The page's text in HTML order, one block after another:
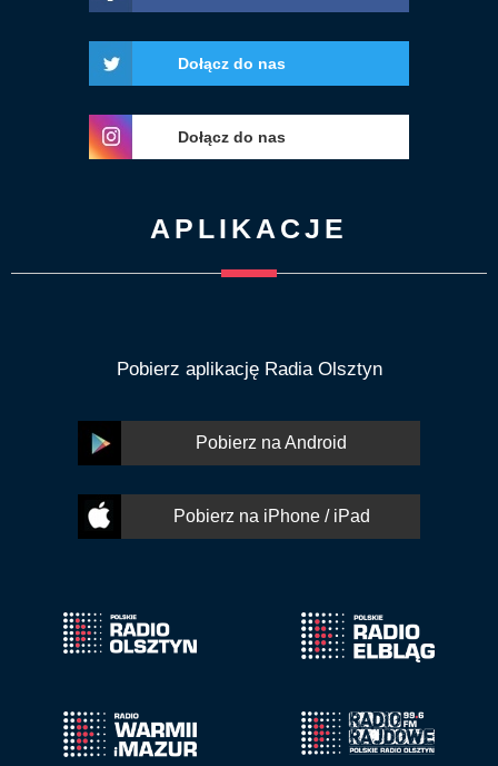
Dołącz do nas
Dołącz do nas
APLIKACJE
Pobierz aplikację Radia Olsztyn
Pobierz na Android
Pobierz na iPhone / iPad